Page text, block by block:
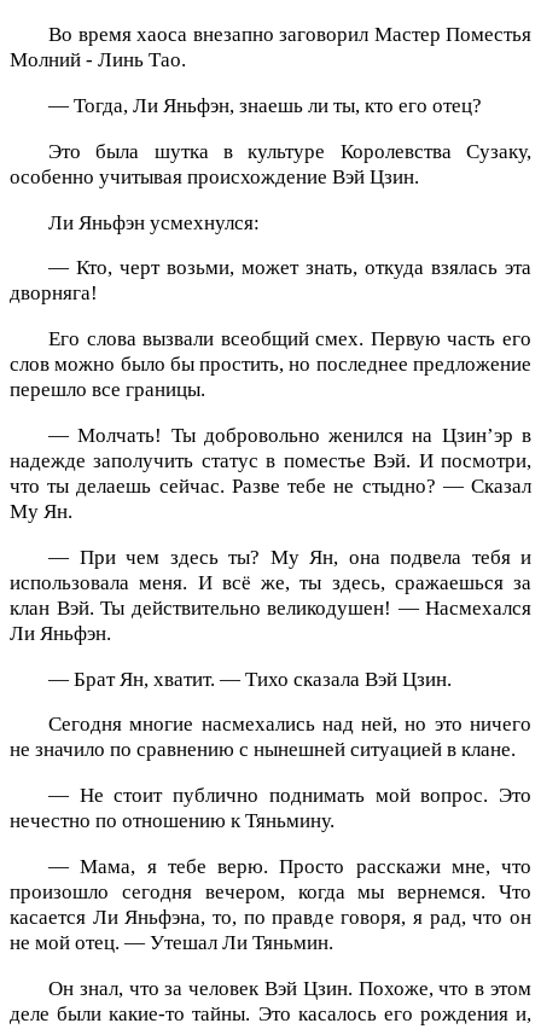
Во время хаоса внезапно заговорил Мастер Поместья
Молний - Линь Тао.
— Тогда, Ли Яньфэн, знаешь ли ты, кто его отец?
Это была шутка в культуре Королевства Сузаку,
особенно учитывая происхождение Вэй Цзин.
Ли Яньфэн усмехнулся:
— Кто, черт возьми, может знать, откуда взялась эта
дворняга!
Его слова вызвали всеобщий смех. Первую часть его
слов можно было бы простить, но последнее предложение
перешло все границы.
— Молчать! Ты добровольно женился на Цзинʼэр в
надежде заполучить статус в поместье Вэй. И посмотри,
что ты делаешь сейчас. Разве тебе не стыдно? — Сказал
Му Ян.
— При чем здесь ты? Му Ян, она подвела тебя и
использовала меня. И всё же, ты здесь, сражаешься за
клан Вэй. Ты действительно великодушен! — Насмехался
Ли Яньфэн.
— Брат Ян, хватит. — Тихо сказала Вэй Цзин.
Сегодня многие насмехались над ней, но это ничего
не значило по сравнению с нынешней ситуацией в клане.
— Не стоит публично поднимать мой вопрос. Это
нечестно по отношению к Тяньмину.
— Мама, я тебе верю. Просто расскажи мне, что
произошло сегодня вечером, когда мы вернемся. Что
касается Ли Яньфэна, то, по правде говоря, я рад, что он
не мой отец. — Утешал Ли Тяньмин.
Он знал, что за человек Вэй Цзин. Похоже, что в этом
деле были какие-то тайны. Это касалось его рождения и,